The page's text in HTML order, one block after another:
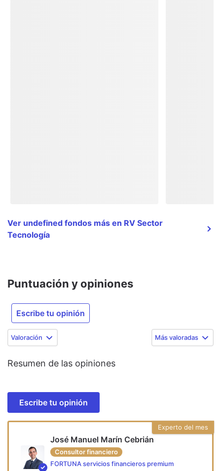
Ver undefined fondos más en RV Sector
Tecnología
Puntuación y opiniones
Escribe tu opinión
Valoración Más valoradas
Resumen de las opiniones
Escribe tu opinión
Experto del mes
José Manuel Marín Cebrián
Consultor financiero
FORTUNA servicios financieros premium